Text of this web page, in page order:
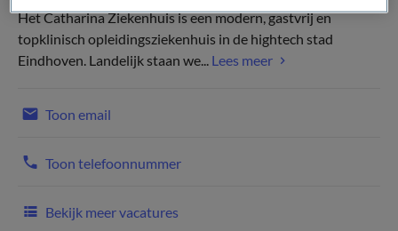
Het Catharina Ziekenhuis is een modern, gastvrij en
topklinisch opleidingsziekenhuis in de hightech stad
Eindhoven. Landelijk staan we... Lees meer
Toon email
Toon telefoonnummer
Bekijk meer vacatures